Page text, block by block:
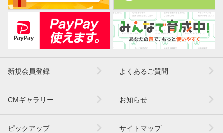
新規会員登録 よくあるご質問
CMギャラリー お知らせ
ピックアップ サイトマップ